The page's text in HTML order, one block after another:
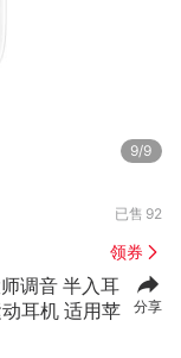
9/9
已售 92
领券
调音 半入耳
耳机 适用苹
分享